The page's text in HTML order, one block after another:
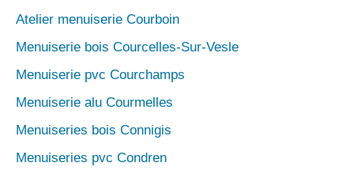
Atelier menuiserie Courboin
Menuiserie bois Courcelles-Sur-Vesle
Menuiserie pvc Courchamps
Menuiserie alu Courmelles
Menuiseries bois Connigis
Menuiseries pvc Condren